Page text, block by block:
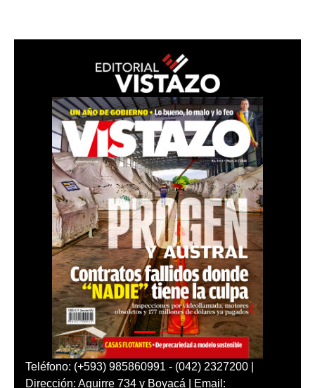
Teléfono: (+593) 985860991 - (042) 2327200 |
Dirección: Aguirre 734 y Boyacá | Email: